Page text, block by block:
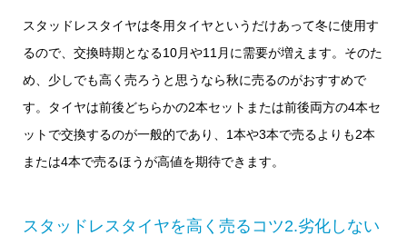
スタッドレスタイヤは冬用タイヤというだけあって冬に使用す
るので、交換時期となる10月や11月に需要が増えます。そのた
め、少しでも高く売ろうと思うなら秋に売るのがおすすめで
す。タイヤは前後どちらかの2本セットまたは前後両方の4本セ
ットで交換するのが一般的であり、1本や3本で売るよりも2本
または4本で売るほうが高値を期待できます。
スタッドレスタイヤを高く売るコツ2.劣化しない